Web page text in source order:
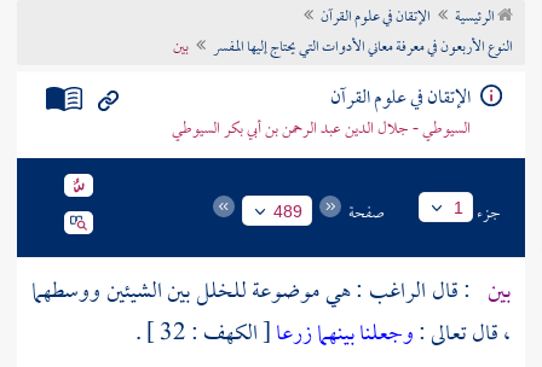
تراجم الأعلام
الرئيسية
الإتقان في علوم القرآن
النوع الأربعون في معرفة معاني الأدوات التي يحتاج إليها المفسر
بين
الإتقان في علوم القرآن
السيوطي - جلال الدين عبد الرحمن بن أبي بكر السيوطي
جزء 1 صفحة 489
بين : قالالراغب : هي موضوعة للخلل بين الشيئين ووسطهما
، قال تعالى :وجعلنا بينهما زرعا[ الكهف : 32 ] .